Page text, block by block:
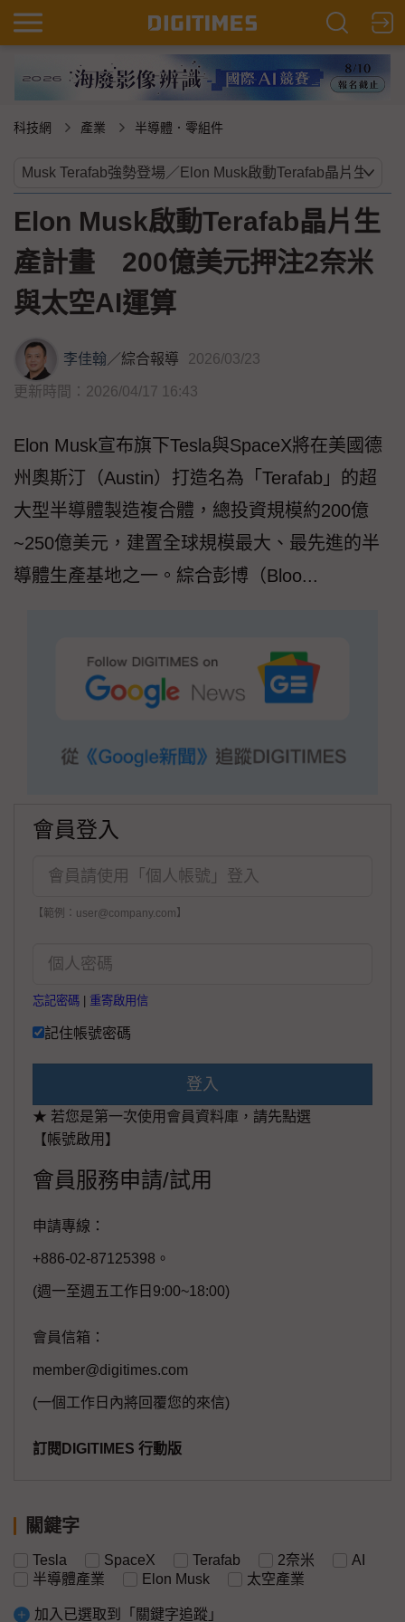
科技網 產業 半導體．零組件
Elon Musk啟動Terafab晶片生
產計畫 200億美元押注2奈米
與太空AI運算
李佳翰／綜合報導 2026/03/23
更新時間：2026/04/17 16:43
Elon Musk宣布旗下Tesla與SpaceX將在美國德
州奧斯汀（Austin）打造名為「Terafab」的超
大型半導體製造複合體，總投資規模約200億
~250億美元，建置全球規模最大、最先進的半
導體生產基地之一。綜合彭博（Bloo...
會員登入
【範例：user@company.com】
忘記密碼 重寄啟用信
記住帳號密碼
登入
★ 若您是第一次使用會員資料庫，請先點選
【帳號啟用】
會員服務申請/試用
申請專線：
+886-02-87125398。
(週一至週五工作日9:00~18:00)
會員信箱：
member@digitimes.com
(一個工作日內將回覆您的來信)
訂閱DIGITIMES 行動版
關鍵字
Tesla SpaceX Terafab 2奈米
AI
半導體產業
Elon Musk 太空產業
加入已選取到「關鍵字追蹤」